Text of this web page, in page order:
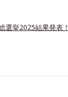
選挙2025結果発表